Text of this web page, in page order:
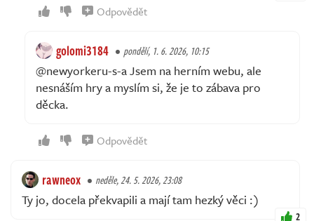
Odpovědět
golomi3184 pondělí, 1. 6. 2026, 10:15
@newyorkeru-s-a Jsem na herním webu, ale
nesnáším hry a myslím si, že je to zábava pro
děcka.
Odpovědět
rawneox neděle, 24. 5. 2026, 23:08
Ty jo, docela překvapili a mají tam hezký věci :)
2